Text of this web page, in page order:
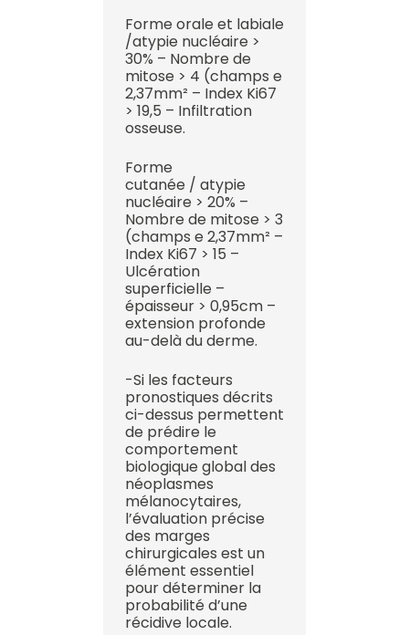
Forme orale et labiale
/atypie nucléaire >
30% – Nombre de
mitose > 4 (champs e
2,37mm² – Index Ki67
> 19,5 – Infiltration
osseuse.
Forme
cutanée / atypie
nucléaire > 20% –
Nombre de mitose > 3
(champs e 2,37mm² –
Index Ki67 > 15 –
Ulcération
superficielle –
épaisseur > 0,95cm –
extension profonde
au-delà du derme.
-Si les facteurs
pronostiques décrits
ci-dessus permettent
de prédire le
comportement
biologique global des
néoplasmes
mélanocytaires,
l’évaluation précise
des marges
chirurgicales est un
élément essentiel
pour déterminer la
probabilité d’une
récidive locale.